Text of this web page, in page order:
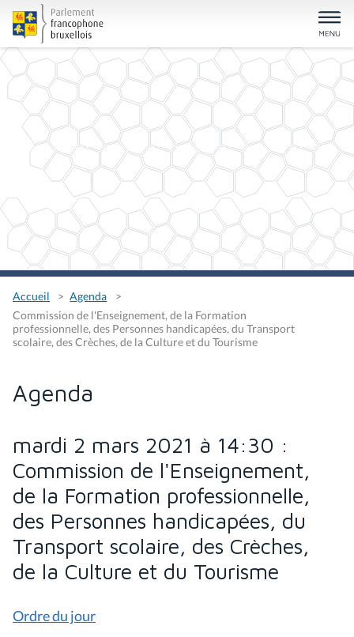
Accueil
Agenda
Commission de l'Enseignement, de la Formation
professionnelle, des Personnes handicapées, du Transport
scolaire, des Crèches, de la Culture et du Tourisme
Agenda
mardi 2 mars 2021 à 14:30 :
Commission de l'Enseignement,
de la Formation professionnelle,
des Personnes handicapées, du
Transport scolaire, des Crèches,
de la Culture et du Tourisme
Ordre du jour